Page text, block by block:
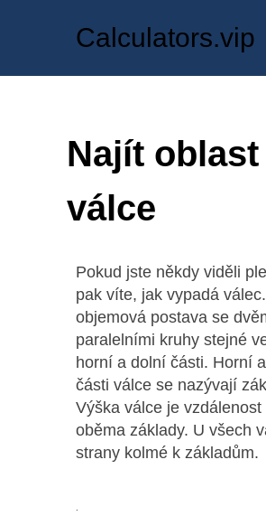
Calculators.vip
Najít oblast
válce
Pokud jste někdy viděli
pak víte, jak vypadá
objemová postava se
paralelními kruhy stejné
horní a dolní části. Horní
části válce se nazývají
Výška válce je vzdálenost
oběma základy. U všech
strany kolmé k základům.